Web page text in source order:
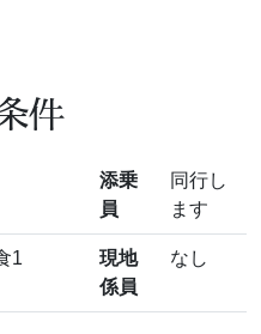
件
添乗
員
同行し
ます
1
現地
係員
なし